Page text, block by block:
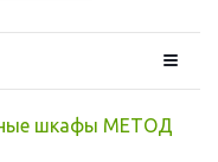
шкафы МЕТОД